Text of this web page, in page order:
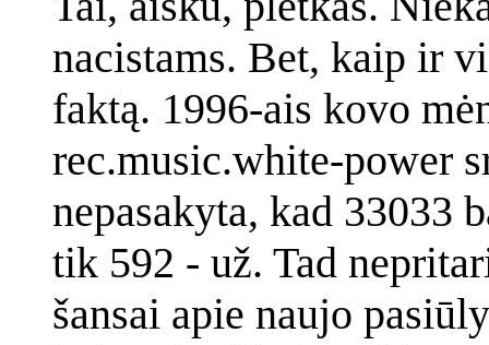
nacistams. Bet, kaip ir
faktą. 1996-ais kovo
rec.music.white-power
nepasakyta, kad 33033
tik 592 - už. Tad
šansai apie naujo